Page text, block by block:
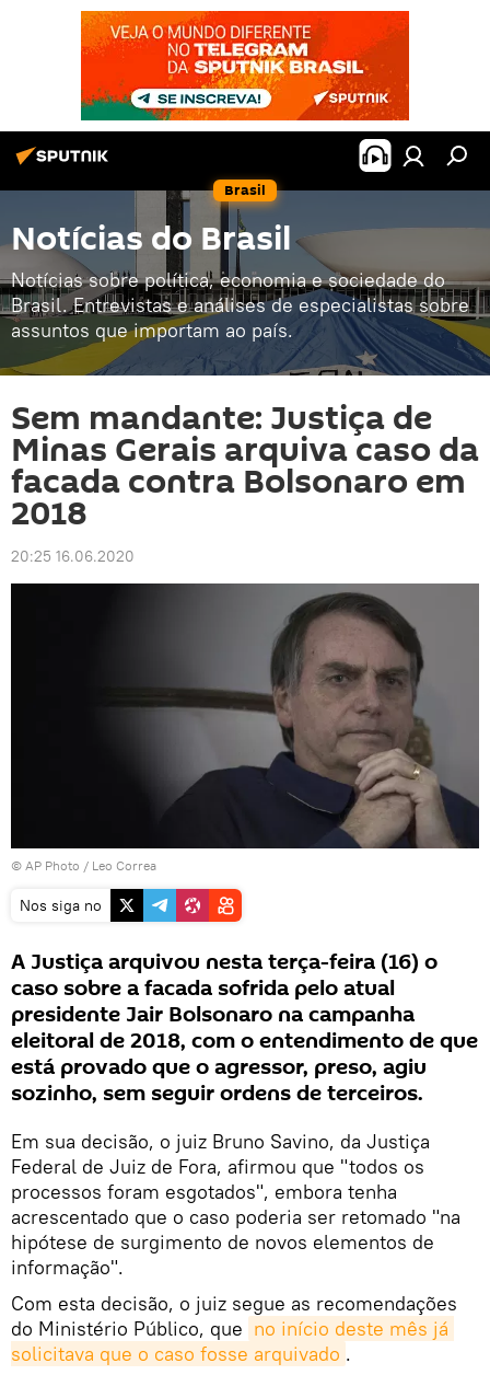
Brasil
Notícias do Brasil
Notícias sobre política, economia e sociedade do
Brasil. Entrevistas e análises de especialistas sobre
assuntos que importam ao país.
Sem mandante: Justiça de
Minas Gerais arquiva caso da
facada contra Bolsonaro em
2018
20:25 16.06.2020
© AP Photo / Leo Correa
Nos siga no
A Justiça arquivou nesta terça-feira (16) o
caso sobre a facada sofrida pelo atual
presidente Jair Bolsonaro na campanha
eleitoral de 2018, com o entendimento de que
está provado que o agressor, preso, agiu
sozinho, sem seguir ordens de terceiros.
Em sua decisão, o juiz Bruno Savino, da Justiça
Federal de Juiz de Fora, afirmou que "todos os
processos foram esgotados", embora tenha
acrescentado que o caso poderia ser retomado "na
hipótese de surgimento de novos elementos de
informação".
Com esta decisão, o juiz segue as recomendações
do Ministério Público, que no início deste mês já
solicitava que o caso fosse arquivado .